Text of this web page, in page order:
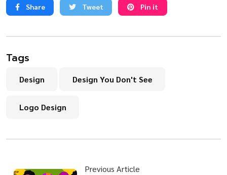
Share Tweet Pin it
Tags
Design Design You Don't See
Logo Design
Previous Article